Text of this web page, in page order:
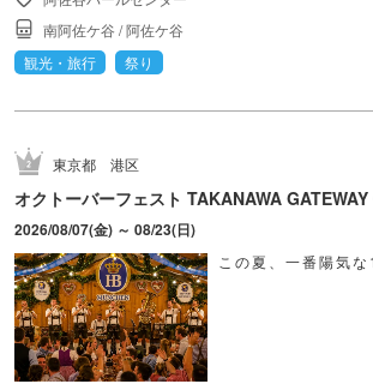
南阿佐ケ谷 /阿佐ケ谷
観光・旅行
祭り
東京都 港区
オクトーバーフェスト TAKANAWA
2026/08/07(金) ～ 08/23(日)
この夏、一番陽気な